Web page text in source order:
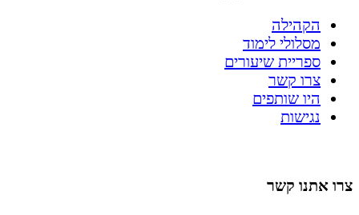
הקהילה
מסלולי לימוד
ספריית שיעורים
צרו קשר
היו שותפים
נגישות
צרו אתנו קשר